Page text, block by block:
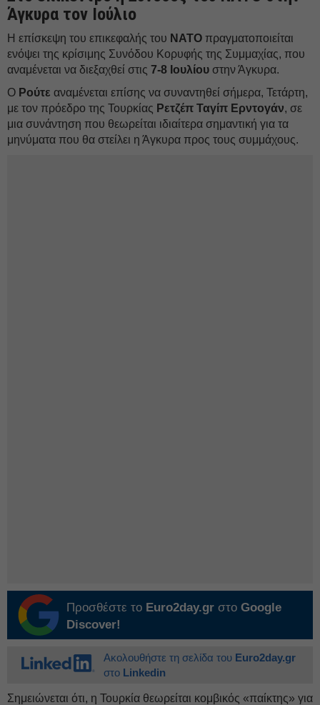
Άγκυρα τον Ιούλιο
Η επίσκεψη του επικεφαλής του ΝΑΤΟ πραγματοποιείται
ενόψει της κρίσιμης Συνόδου Κορυφής της Συμμαχίας, που
αναμένεται να διεξαχθεί στις 7-8 Ιουλίου στην Άγκυρα.
Ο Ρούτε αναμένεται επίσης να συναντηθεί σήμερα, Τετάρτη,
με τον πρόεδρο της Τουρκίας Ρετζέπ Ταγίπ Ερντογάν, σε
μια συνάντηση που θεωρείται ιδιαίτερα σημαντική για τα
μηνύματα που θα στείλει η Άγκυρα προς τους συμμάχους.
Προσθέστε το Euro2day.gr στο Google
Discover!
Ακολουθήστε τη σελίδα του Euro2day.gr
στο Linkedin
Σημειώνεται ότι, η Τουρκία θεωρείται κομβικός «παίκτης» για